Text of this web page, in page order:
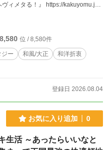
ィメタる！』 https://kakuyomu.jp/
8,580 位 / 8,580件
ー 和風/大正
和洋折衷
登録日 2026.08.04
お気に入り追加 0
生活 ～あったらいいなと